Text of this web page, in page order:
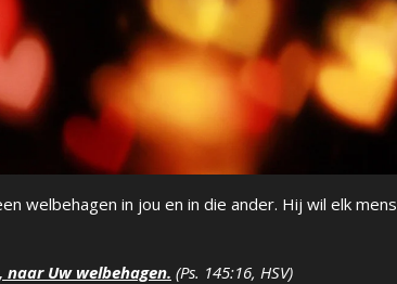
welbehagen in jou en in die ander. Hij wil elk mens
Uw welbehagen. (Ps. 145:16, HSV)